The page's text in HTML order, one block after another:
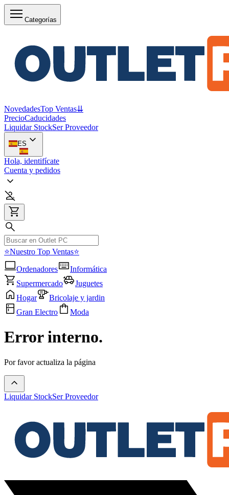
Categorías
NovedadesTop Ventas⇊
PrecioCaducidades
Liquidar StockSer Proveedor
ES
Hola, identifícate
Cuenta y pedidos
⭐Nuestro Top Ventas⭐
Ordenadores
Informática
Supermercado
Juguetes
Hogar
Bricolaje y jardin
Gran Electro
Moda
Error interno.
Por favor actualiza la página
Liquidar StockSer Proveedor